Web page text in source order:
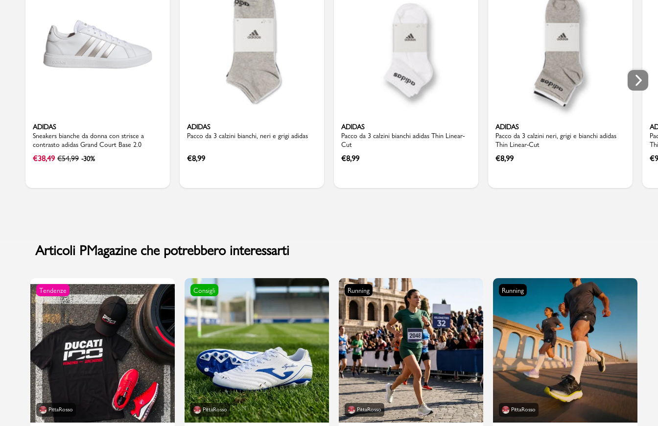
Accedi | Registrati
Carrello
Promo & News
negozi
contatti
pcard
ADIDAS
Sneakers bianche da donna con strisce a
contrasto adidas Grand Court Base 2.0
€38,49 €54,99 -30%
ADIDAS
Pacco da 3 calzini bianchi, neri e grigi adidas
€8,99
ADIDAS
Pacco da 3 calzini bianchi adidas Thin Linear-
Cut
€8,99
ADIDAS
Pacco da 3 calzini neri, grigi e bianchi adidas
Thin Linear-Cut
€8,99 €
Articoli PMagazine che potrebbero interessarti
Tendenze
PittaRosso
Consigli
PittaRosso
Running
PittaRosso
Running
PittaRosso